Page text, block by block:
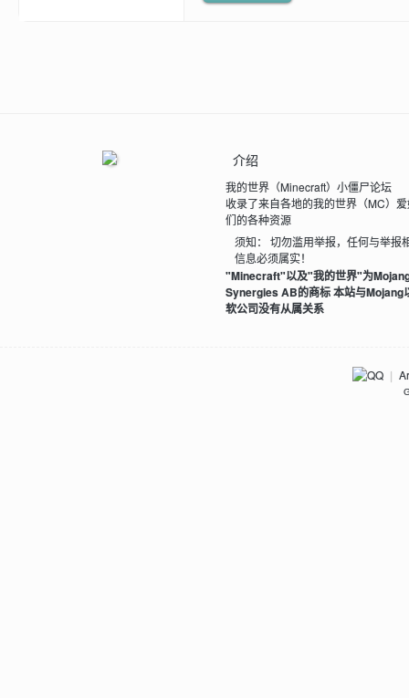
介绍
我的世界（Minecraft）小僵尸论坛
收录了来自各地的我的世界（MC）
们的各种资源
须知： 切勿滥用举报，任何与举报
信息必须属实！
"Minecraft"以及"我的世界"为
Synergies AB的商标 本站与Mojang
软公司没有从属关系